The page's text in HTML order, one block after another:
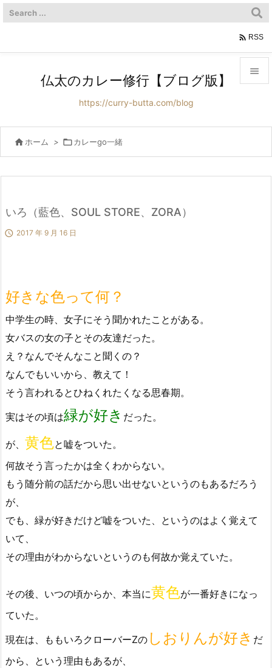



 RSS
仏太のカレー修行【ブログ版】
https://curry-butta.com/blog
 ホーム >  カレーgo一緒
いろ（藍色、SOUL STORE、ZORA）
 2017 年 9 月 16 日
好きな色って何？
中学生の時、女子にそう聞かれたことがある。
女バスの女の子とその友達だった。
え？なんでそんなこと聞くの？
なんでもいいから、教えて！
そう言われるとひねくれたくなる思春期。
実はその頃は緑が好き だった。
が、 黄色と嘘をついた。
何故そう言ったかは全くわからない。
もう随分前の話だから思い出せないというのもあるだろう
が、
でも、緑が好きだけど嘘をついた、というのはよく覚えて
いて、
その理由がわからないというのも何故か覚えていた。
その後、いつの頃からか、本当に黄色が一番好きになっ
ていた。
現在は、ももいろクローバーZの しおりんが好き だ
から、という理由もあるが、